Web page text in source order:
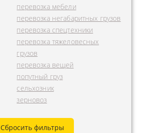
перевозка мебели
перевозка негабаритных грузов
перевозка спецтехники
перевозка тяжеловесных
грузов
перевозка вещей
попутный груз
сельхозник
зерновоз
Сбросить фильтры